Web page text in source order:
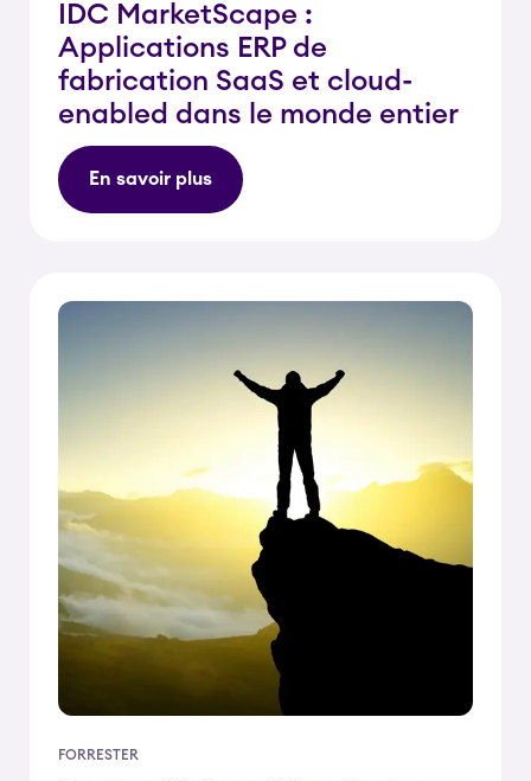
IDC MarketScape :
Applications ERP de
fabrication SaaS et cloud-
enabled dans le monde entier
En savoir plus
FORRESTER